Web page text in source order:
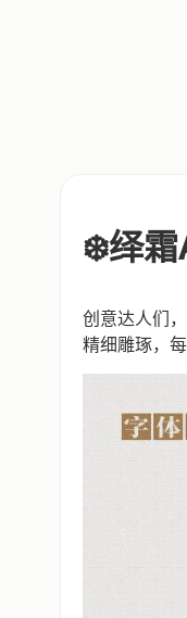
❄️绎霜
创意达人们
精细雕琢，